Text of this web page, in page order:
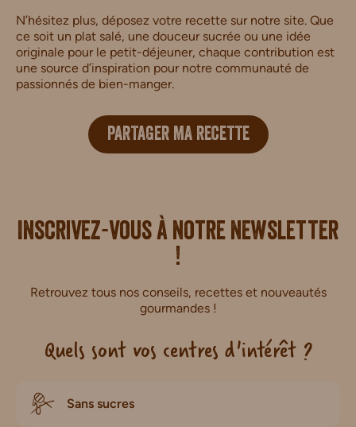
N’hésitez plus, déposez votre recette sur notre site. Que
ce soit un plat salé, une douceur sucrée ou une idée
originale pour le petit-déjeuner, chaque contribution est
une source d’inspiration pour notre communauté de
passionnés de bien-manger.
PARTAGER MA RECETTE
Inscrivez-vous à notre newsletter
!
Retrouvez tous nos conseils, recettes et nouveautés
gourmandes !
Quels sont vos centres d'intérêt ?
Sans sucres